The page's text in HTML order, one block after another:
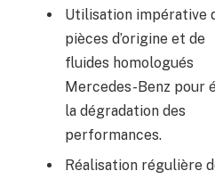
Utilisation impérative
pièces d’origine et de
fluides homologués
Mercedes-Benz pour
la dégradation des
performances.
Réalisation régulière